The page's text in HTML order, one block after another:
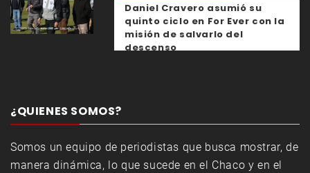
Daniel Cravero asumió su
quinto ciclo en For Ever con la
misión de salvarlo del
descenso
¿QUIENES SOMOS?
Somos un equipo de periodistas que busca mostrar, de
manera dinámica, lo que sucede en el Chaco y en el